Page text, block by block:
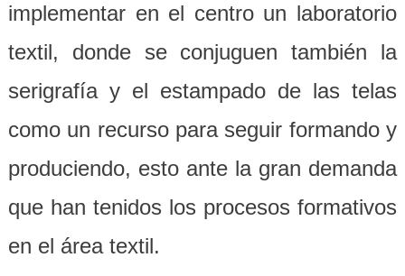
implementar en el centro un laboratorio
textil, donde se conjuguen también la
serigrafía y el estampado de las telas
como un recurso para seguir formando y
produciendo, esto ante la gran demanda
que han tenidos los procesos formativos
en el área textil.